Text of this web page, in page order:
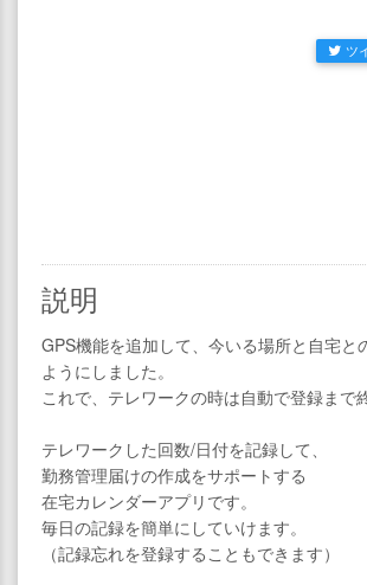
ツ
説明
GPS機能を追加して、今いる場所と自宅と
ようにしました。
これで、テレワークの時は自動で登録まで
テレワークした回数/日付を記録して、
勤務管理届けの作成をサポートする
在宅カレンダーアプリです。
毎日の記録を簡単にしていけます。
（記録忘れを登録することもできます）